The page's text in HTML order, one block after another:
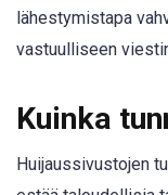
lähestymistapa
vastuulliseen
Kuinka
Huijaussivustojen